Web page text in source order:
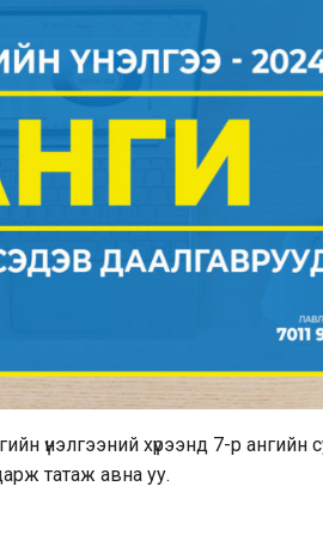
үнэлгээний хүрээнд 7-р ангийн
татаж авна уу.